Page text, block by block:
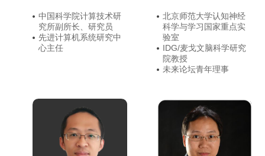
中国科学院计算技术研
究所副所长、研究员
先进计算机系统研究中
心主任
北京师范大学认知神经
科学与学习国家重点实
验室
IDG/麦戈文脑科学研究
院教授
未来论坛青年理事